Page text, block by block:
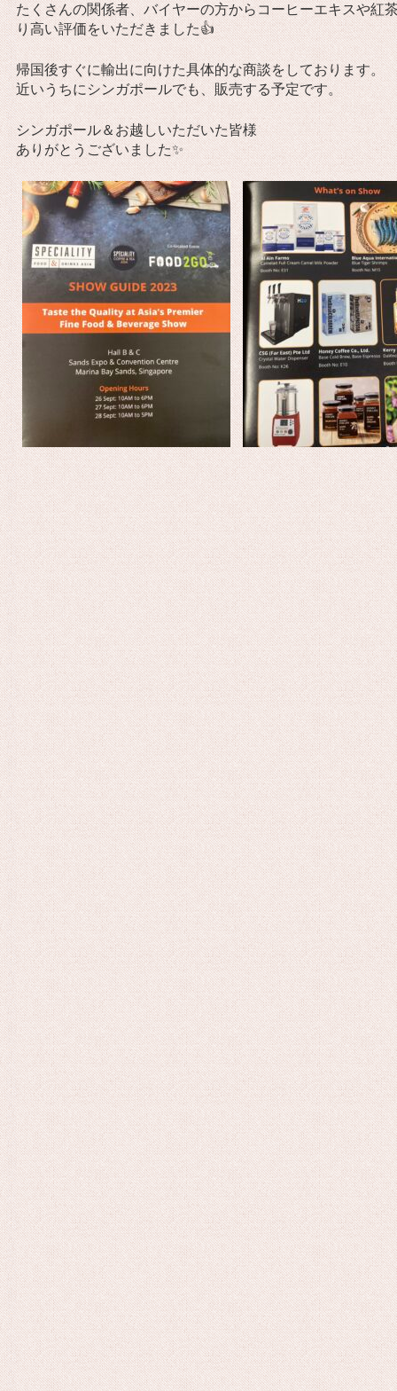
たくさんの関係者、バイヤーの方からコーヒーエキスや紅
り高い評価をいただきました👍
帰国後すぐに輸出に向けた具体的な商談をしております。
近いうちにシンガポールでも、販売する予定です。
シンガポール＆お越しいただいた皆様
ありがとうございました✨